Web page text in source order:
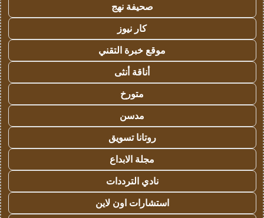
صحيفة نهج
كار نيوز
موقع خبرة التقني
أناقة أنثى
متورخ
مدسن
روتانا تسويق
مجلة الابداع
نادي الترددات
استشارات اون لاين